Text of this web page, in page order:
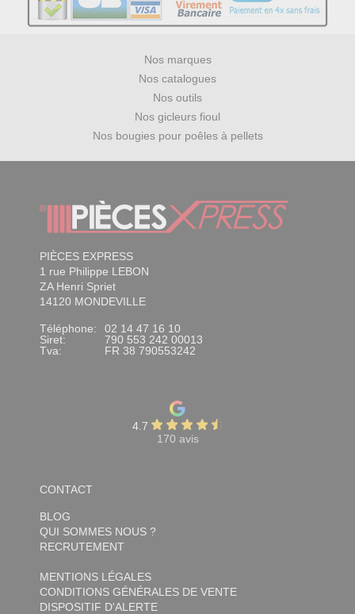
Nos marques
Nos catalogues
Nos outils
Nos gicleurs fioul
Nos bougies pour poêles à pellets
PIÈCES EXPRESS
1 rue Philippe LEBON
ZA Henri Spriet
14120 MONDEVILLE
Téléphone:
02 14 47 16 10
Siret:
790 553 242 00013
Tva:
FR 38 790553242
4.7
170 avis
CONTACT
BLOG
QUI SOMMES NOUS ?
RECRUTEMENT
MENTIONS LÉGALES
CONDITIONS GÉNÉRALES DE VENTE
DISPOSITIF D'ALERTE